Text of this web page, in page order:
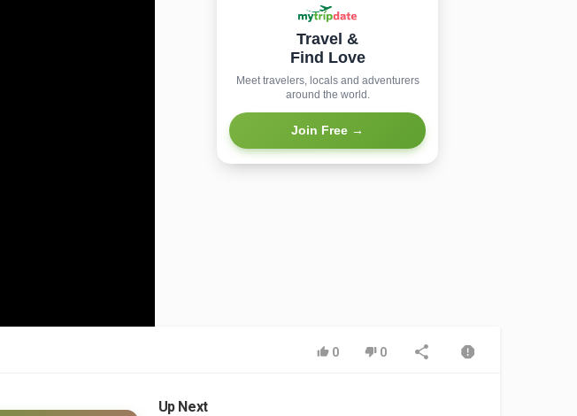
Travel &
Find Love
Meet travelers, locals and adventurers
around the world.
Join Free →
0 0
Up Next